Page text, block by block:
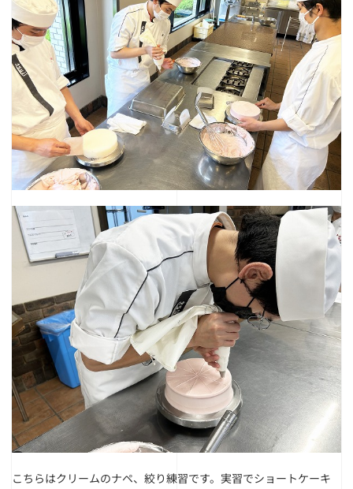
こちらはクリームのナペ、絞り練習です。実習でショートケーキ